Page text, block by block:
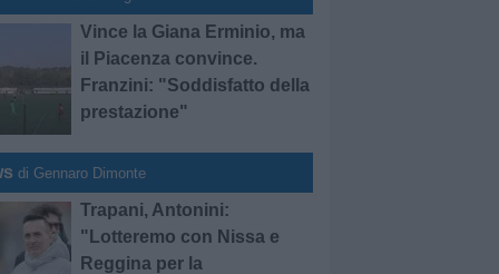
Vince la Giana Erminio, ma
il Piacenza convince.
Franzini: "Soddisfatto della
prestazione"
di Gennaro Dimonte
Trapani, Antonini:
"Lotteremo con Nissa e
Reggina per la